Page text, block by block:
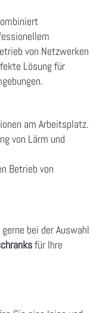
von Netzwerken
Lösung für
am Arbeitsplatz.
von Lärm und
Betrieb von
bei der Auswahl
für Ihre